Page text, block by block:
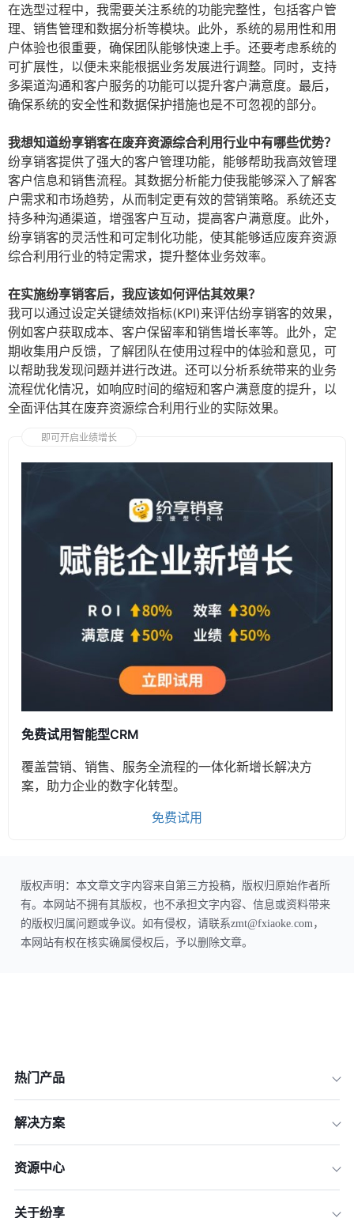
在选型过程中，我需要关注系统的功能完整性，包括客户管
理、销售管理和数据分析等模块。此外，系统的易用性和用
户体验也很重要，确保团队能够快速上手。还要考虑系统的
可扩展性，以便未来能根据业务发展进行调整。同时，支持
多渠道沟通和客户服务的功能可以提升客户满意度。最后，
确保系统的安全性和数据保护措施也是不可忽视的部分。
我想知道纷享销客在废弃资源综合利用行业中有哪些优势？
纷享销客提供了强大的客户管理功能，能够帮助我高效管理
客户信息和销售流程。其数据分析能力使我能够深入了解客
户需求和市场趋势，从而制定更有效的营销策略。系统还支
持多种沟通渠道，增强客户互动，提高客户满意度。此外，
纷享销客的灵活性和可定制化功能，使其能够适应废弃资源
综合利用行业的特定需求，提升整体业务效率。
在实施纷享销客后，我应该如何评估其效果？
我可以通过设定关键绩效指标(KPI)来评估纷享销客的效果，
例如客户获取成本、客户保留率和销售增长率等。此外，定
期收集用户反馈，了解团队在使用过程中的体验和意见，可
以帮助我发现问题并进行改进。还可以分析系统带来的业务
流程优化情况，如响应时间的缩短和客户满意度的提升，以
全面评估其在废弃资源综合利用行业的实际效果。
即可开启业绩增长
免费试用智能型CRM
覆盖营销、销售、服务全流程的一体化新增长解决方
案，助力企业的数字化转型。
免费试用
版权声明：本文章文字内容来自第三方投稿，版权归原始作者所
有。本网站不拥有其版权，也不承担文字内容、信息或资料带来
的版权归属问题或争议。如有侵权，请联系zmt@fxiaoke.com，
本网站有权在核实确属侵权后，予以删除文章。
热门产品
解决方案
资源中心
关于纷享